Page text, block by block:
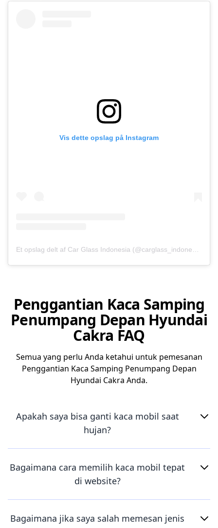
Vis dette opslag på Instagram
Penggantian Kaca Samping
Penumpang Depan Hyundai
Cakra FAQ
Semua yang perlu Anda ketahui untuk pemesanan
Penggantian Kaca Samping Penumpang Depan
Hyundai Cakra Anda.
Apakah saya bisa ganti kaca mobil saat
hujan?
Bagaimana cara memilih kaca mobil tepat
di website?
Bagaimana jika saya salah memesan jenis